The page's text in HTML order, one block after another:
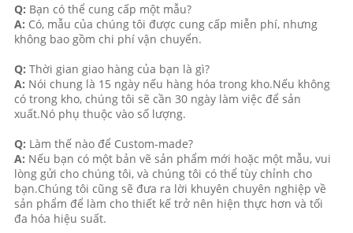
Q: Bạn có thể cung cấp một mẫu?
A: Có, mẫu của chúng tôi được cung cấp miễn phí, nhưng
không bao gồm chi phí vận chuyển.
Q: Thời gian giao hàng của bạn là gì?
A: Nói chung là 15 ngày nếu hàng hóa trong kho.Nếu không
có trong kho, chúng tôi sẽ cần 30 ngày làm việc để sản
xuất.Nó phụ thuộc vào số lượng.
Q: Làm thế nào để Custom-made?
A: Nếu bạn có một bản vẽ sản phẩm mới hoặc một mẫu, vui
lòng gửi cho chúng tôi, và chúng tôi có thể tùy chỉnh cho
bạn.Chúng tôi cũng sẽ đưa ra lời khuyên chuyên nghiệp về
sản phẩm để làm cho thiết kế trở nên hiện thực hơn và tối
đa hóa hiệu suất.